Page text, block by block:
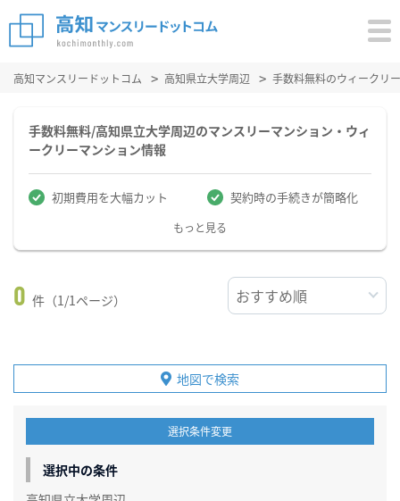
高知マンスリードットコム 高知県立大学周辺 手数料無料のウィークリ
手数料無料/高知県立大学周辺のマンスリーマンション・ウィ
ークリーマンション情報
初期費用を大幅カット 契約時の手続きが簡略化
もっと見る
0 件（1/1ページ）
地図で検索
選択条件変更
選択中の条件